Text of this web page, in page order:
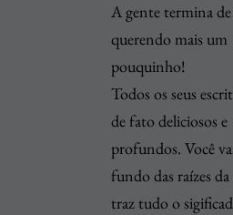
A gente termina
querendo mais um
pouquinho!
Todos os seus
de fato deliciosos e
profundos. Você
fundo das raízes
traz tudo o